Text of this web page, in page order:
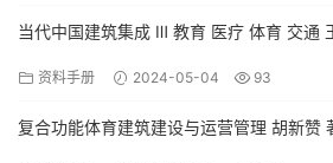
当代中国建筑集成 Ⅲ 教育 医疗 体育 交通
资料手册 2024-05-04 93
复合功能体育建筑建设与运营管理 胡新赞